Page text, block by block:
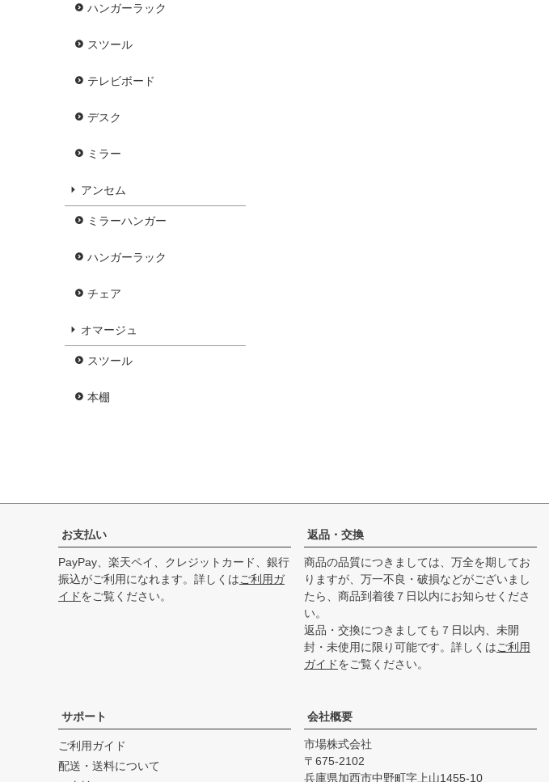
ハンガーラック
スツール
テレビボード
デスク
ミラー
アンセム
ミラーハンガー
ハンガーラック
チェア
オマージュ
スツール
本棚
お支払い
PayPay、楽天ペイ、クレジットカード、銀行
振込がご利用になれます。詳しくはご利用ガ
イドをご覧ください。
返品・交換
商品の品質につきましては、万全を期してお
りますが、万一不良・破損などがございまし
たら、商品到着後７日以内にお知らせくださ
い。
返品・交換につきましても７日以内、未開
封・未使用に限り可能です。詳しくはご利用
ガイドをご覧ください。
サポート
ご利用ガイド
配送・送料について
会社概要
市場株式会社
675-2102
兵庫県加西市中野町字上山1455-10